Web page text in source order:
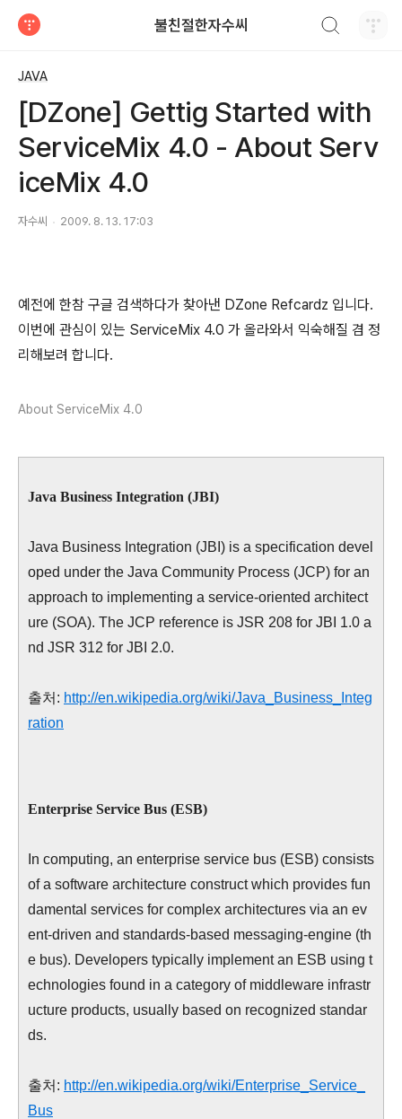
불친절한자수씨
JAVA
[DZone] Gettig Started with
ServiceMix 4.0 - About Serv
iceMix 4.0
자수씨 2009. 8. 13. 17:03
예전에 한참 구글 검색하다가 찾아낸 DZone Refcardz 입니다.
이번에 관심이 있는 ServiceMix 4.0 가 올라와서 익숙해질 겸 정
리해보려 합니다.
About ServiceMix 4.0
Java Business Integration (JBI)
Java Business Integration (JBI) is a specification devel
oped under the Java Community Process (JCP) for an
approach to implementing a service-oriented architect
ure (SOA). The JCP reference is JSR 208 for JBI 1.0 a
nd JSR 312 for JBI 2.0.
출처: http://en.wikipedia.org/wiki/Java_Business_Integ
ration
Enterprise Service Bus (ESB)
In computing, an enterprise service bus (ESB) consists
of a software architecture construct which provides fun
damental services for complex architectures via an ev
ent-driven and standards-based messaging-engine (th
e bus). Developers typically implement an ESB using t
echnologies found in a category of middleware infrastr
ucture products, usually based on recognized standar
ds.
출처: http://en.wikipedia.org/wiki/Enterprise_Service_
Bus